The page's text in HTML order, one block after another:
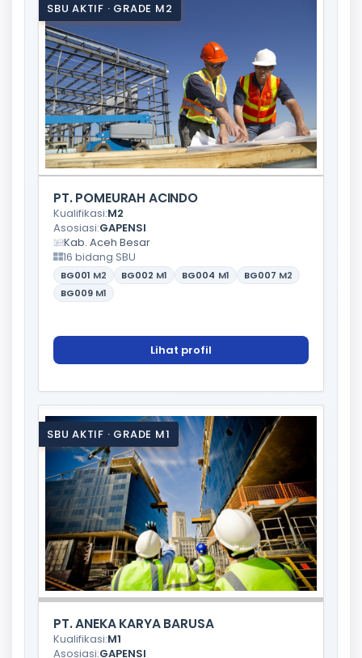
SBU AKTIF · GRADE M2
PT. POMEURAH ACINDO
Kualifikasi:M2
Asosiasi:GAPENSI
Kab. Aceh Besar
16 bidang SBU
BG001 M2 BG002 M1 BG004 M1 BG007 M2
BG009 M1
Lihat profil
SBU AKTIF · GRADE M1
PT. ANEKA KARYA BARUSA
Kualifikasi:M1
Asosiasi:GAPENSI